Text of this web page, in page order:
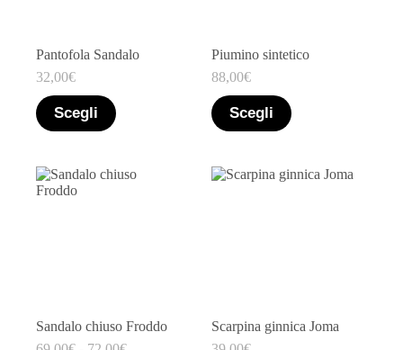
Pantofola Sandalo
32,00€
Scegli
Piumino sintetico
88,00€
Scegli
Sandalo chiuso Froddo
Scarpina ginnica Joma